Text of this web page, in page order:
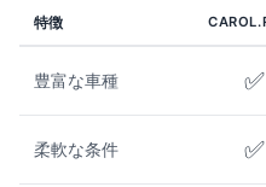
特徴
豊富な車種 ✅
柔軟な条件 ✅